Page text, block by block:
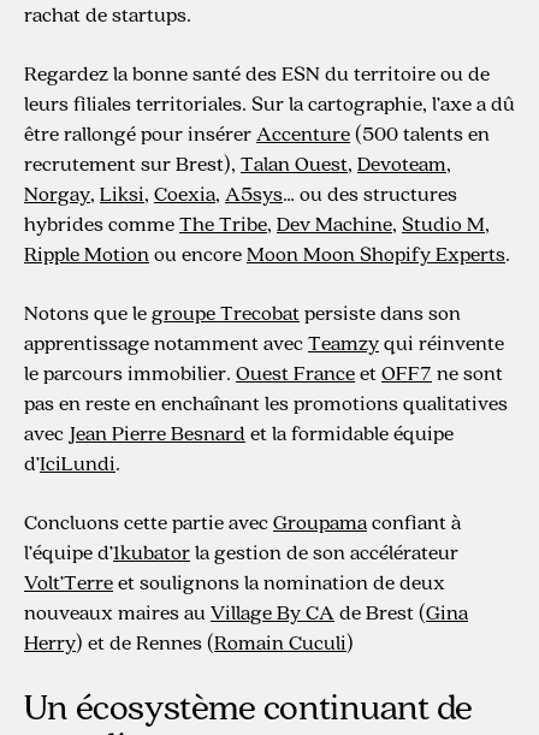
rachat de startups.
Regardez la bonne santé des ESN du territoire ou de
leurs filiales territoriales. Sur la cartographie, l’axe a dû
être rallongé pour insérerAccenture(500 talents en
recrutement sur Brest), Talan Ouest, Devoteam,
Norgay, Liksi, Coexia, A5sys… ou des structures
hybrides commeThe Tribe, Dev Machine, Studio M,
Ripple Motionou encoreMoon Moon Shopify Experts.
Notons que legroupe Trecobatpersiste dans son
apprentissage notamment avecTeamzyqui réinvente
le parcours immobilier. Ouest FranceetOFF7 ne sont
pas en reste en enchaînant les promotions qualitatives
avec Jean Pierre Besnard et la formidable équipe
d’IciLundi.
Concluons cette partie avecGroupamaconfiant à
l’équipe d’1kubatorla gestion de son accélérateur
Volt’Terreet soulignons la nomination de deux
nouveaux maires auVillage By CAde Brest (Gina
Herry) et de Rennes (Romain Cuculi)
Un écosystème continuant de